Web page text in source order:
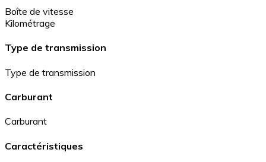
Boîte de vitesse
Kilométrage
Type de transmission
Type de transmission
Carburant
Carburant
Caractéristiques